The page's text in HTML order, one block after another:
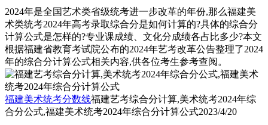
2024年是全国艺术类省级统考进一步改革的年份,那么福建美
术类统考2024年高考录取综合分是如何计算的?具体的综合分
计算公式是怎样的?专业课成绩、文化分成绩各占比多少?本文
根据福建省教育考试院公布的2024年艺考改革公告整理了2024
年的综合分计算公式相关内容,供各位考生参考查阅。
福建美术统考分数线福建艺考综合分计算,美术统考2024年综
合分公式,福建美术统考2024年综合分计算公式2023/4/20